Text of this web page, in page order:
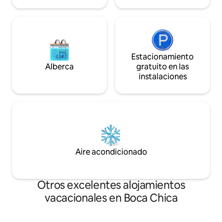
Alberca
Estacionamiento
gratuito en las
instalaciones
Aire acondicionado
Otros excelentes alojamientos
vacacionales en Boca Chica